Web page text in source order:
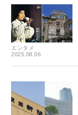
エンタメ
2025.08.06